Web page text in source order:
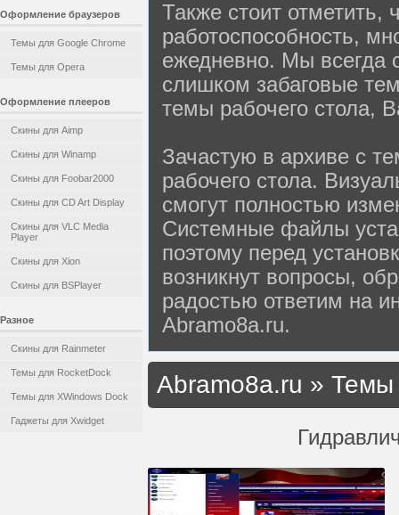
Оформление браузеров
Темы для Google Chrome
Темы для Opera
Оформление плееров
Скины для Aimp
Скины для Winamp
Скины для Foobar2000
Скины для CD Art Display
Скины для VLC Media
Player
Скины для Xion
Скины для BSPlayer
Разное
Скины для Rainmeter
Темы для RocketDock
Темы для XWindows Dock
Гаджеты для Xwidget
Также стоит отметить,
работоспособность,
ежедневно. Мы всегда
слишком забаговые
темы рабочего стола,
Зачастую в архиве с
рабочего стола.
смогут полностью
Системные файлы
поэтому перед
возникнут вопросы,
радостью ответим на
Abramo8a.ru.
Abramo8a.ru » Темы